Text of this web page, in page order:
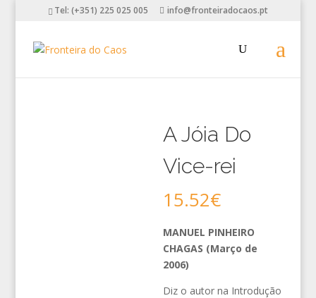
Tel: (+351) 225 025 005 info@fronteiradocaos.pt
A Jóia Do
Vice-rei
15.52€
MANUEL PINHEIRO
CHAGAS (Março de
2006)
Diz o autor na Introdução